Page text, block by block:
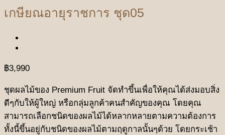
เกษียณอายุราชการ ชุด05
฿3,990
ชุดผลไม้ของ Premium Fruit จัดทำขึ้นเพื่อให้คุณได้ส่งมอบสิ่ง
ดีๆกับให้ผู้ใหญ่ หรือกลุ่มลูกค้าคนสำคัญของคุณ โดยคุณ
สามารถเลือกชนิดของผลไม้ได้หลากหลายตามความต้องการ
ทั้งนี้ขึ้นอยู่กับชนิดของผลไม้ตามฤดูกาลนั้นๆด้วย โดยกระเช้า